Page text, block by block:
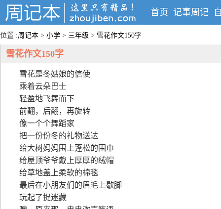
首页 记事周记
位置 :周记本 > 小学 > 三年级 > 雪花作文150字
雪花作文150字
雪花是冬姑娘的信使
乘着云朵巴士
轻盈地飞舞而下
前翻，后翻，再旋转
像一个个舞蹈家
把一份份冬的礼物送达
给大树妈妈围上蓬松的围巾
给屋顶爷爷戴上厚厚的绒帽
给草地盖上柔软的棉毯
最后在小朋友们的眉毛上歇脚
玩起了捉迷藏